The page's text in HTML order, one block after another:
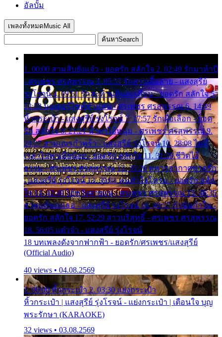
อัลบั้ม
เพลงทั้งหมด Music All
ค้นหาSearch
1. 00:00 สามสิบยังแจ๋ว - ยอดรัก สลักใจ 2. 02:49 รักมาห้าปี
- ศรเพชร ศรสุพรรณ 3. 05:57 รักสาวเสื้อลาย - แสงสุรีย์
รุ่งโรจน์ 4. 09:51 รักสะท้านดินสะเทือน - ยอดรัก สลักใจ 5.
12:23 มอเตอร์ไซค์ทำหล่น - ศรเพชร ศรสุพรรณ 6. 14:49
หิ้วกระเป๋า - แสงสุรีย์ รุ่งโรจน์ 7. 17:57 รักเผื่อเลือก - ยอด
รัก สลักใจ 8. 21:21 น้ำตาไอ้หนุ่ม - ศรเพชร ศรสุพรรณ 9.
24:27 สามเณรกำพร้า - แสงสุรีย์ รุ่งโรจน์ 10. 28:08 ไม่มี
เวลาไปหาเมียน้อย - ยอดรัก สลักใจ 11. 31:29 ชีวิตไอ้
ธรรม - ศรเพชร ศรสุพรรณ 12. 35:26 ทหารอากาศขาดรัก
- แสงสุรีย์ รุ่งโรจน์ 13. 39:01 คนหัวใจโทรม - ยอดรัก สลัก
ใจ 14. 42:49 ไอ้หวังตายแน่ - ศรเพชร ศรสุพรรณ 15. 46:35
ธาตุแท้ของเธอ - แสงสุรีย์ รุ่งโรจน์ 16. 49:57 กำนันกำใน -
ยอดรัก สลักใจ 17. 52:29 สาวบริสุทธิ์ - ศรเพชร ศรสุพรรณ
18. 56:05 แต๋วจ๋า - แสงสุรีย์ รุ่งโรจน์
18 บทเพลงดังจากฟากฟ้า - ยอดรัก/ศรเพชร/แสงสุรีย์
(Official Audio)
40 views • 04.08.2569
1. 00:00 หิ้วกระเป๋า 2. 03:30 แย่งกระเป๋า
หิ้วกระเป๋า | แสงสุรีย์ รุ่งโรจน์ - แย่งกระเป๋า | เตือนใจ บุญ
พระรักษา (KARAOKE)
32 views • 03.08.2569